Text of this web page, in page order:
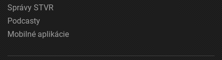
Správy STVR
Podcasty
Mobilné aplikácie